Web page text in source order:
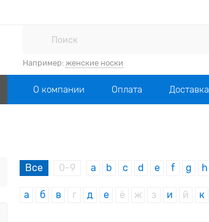
Например: женские носки
О компании Оплата Доставка
Все 0-9 a b c d e f g h
а б в г д е ё ж з и й к